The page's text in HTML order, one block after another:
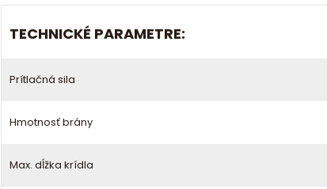
TECHNICKÉ PARAMETRE:
Prítlačná sila
Hmotnosť brány
Max. dĺžka krídla